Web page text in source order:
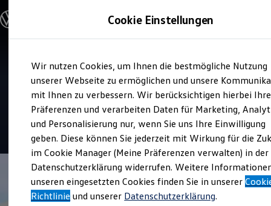
Hauptinhalt
springen
Footer
springen
Modelle & Konfigurator
Nutzfahrzeugkategorien entdecken
Modelle konfigurieren
Vorgängermodelle und Oldtimer
Vorgängermodelle
Oldtimer
Bulli Historie
Branchenlösungen & Gewerbekunden
Umbaulösungen und Hersteller finden
Auf- und Umbauten entdecken & konfigurieren
Groß- und Sonderkunden
Großkunden
Kommunen & Behörden
Journalisten
Sportvereine
Branchenlösungen
Service
Volkswagen Nutzfahrzeuge
Berlin Charlottenburg
4.4|53 Bewertungen
Cookie Einstellungen
Wir nutzen Cookies, um Ihnen die bestmögliche Nutzung
unserer Webseite zu ermöglichen und unsere
mit Ihnen zu verbessern. Wir berücksichtigen hierbei Ihre
Präferenzen und verarbeiten Daten für Marketing,
und Personalisierung nur, wenn Sie uns Ihre Einwilligung
geben. Diese können Sie jederzeit mit Wirkung für die
im Cookie Manager (Meine Präferenzen verwalten) in der
Datenschutzerklärung widerrufen. Weitere
unseren eingesetzten Cookies finden Sie in unserer
Richtlinie und unserer Datenschutzerklärung.